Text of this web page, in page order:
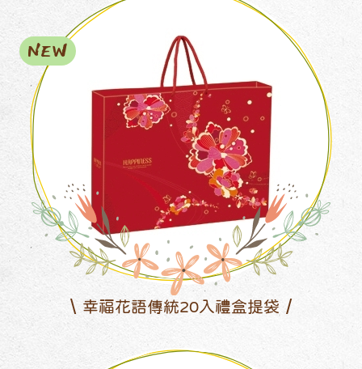
幸福花語傳統20入禮盒提袋
NEW